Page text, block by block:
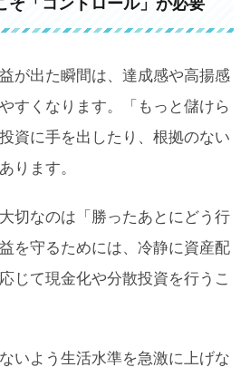
が出た瞬間は、達成感や高揚感
すくなります。「もっと儲けら
資に手を出したり、根拠のない
ります。
切なのは「勝ったあとにどう行
を守るためには、冷静に資産配
じて現金化や分散投資を行うこ
いよう生活水準を急激に上げな